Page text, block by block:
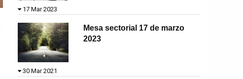
17 Mar 2023
Mesa sectorial 17 de marzo
2023
30 Mar 2021